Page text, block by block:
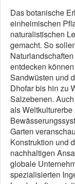
Das botanische
einheimischen
naturalistischen
gemacht. So
entdecken
Sandwüsten und
Dhofar bis hin zu
Salzebenen.
als
Garten
Konstruktion und
nachhaltigen
globale
spezialisierten